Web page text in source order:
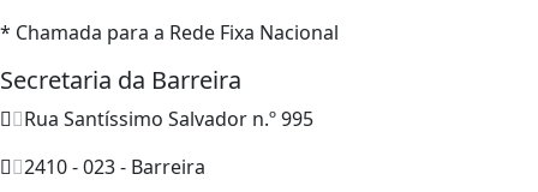
* Chamada para a Rede Fixa Nacional
Secretaria da Barreira
Rua Santíssimo Salvador n.º 995
2410 - 023 - Barreira